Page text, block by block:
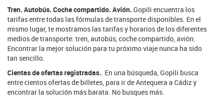
Tren. Autobús. Coche compartido. Avión. Gopili encuentra los
tarifas entre todas las fórmulas de transporte disponibles. En el
mismo lugar, te mostramos las tarifas y horarios de los diferentes
medios de transporte: tren, autobús, coche compartido, avión.
Encontrar la mejor solución para tu próximo viaje nunca ha sido
tan sencillo.
Cientas de ofertas registradas. . En una búsqueda, Gopili busca
entre cientos ofertas de billetes, para ir de Antequera a Cádiz y
encontrar la solución más barata. No busques más.